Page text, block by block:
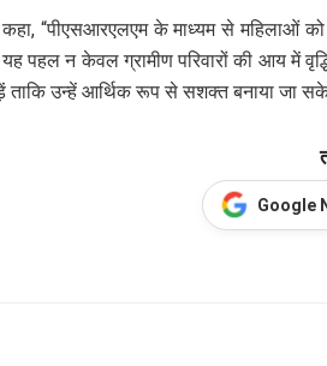
“पीएसआरएलएम के माध्यम से महिलाओं
यह पहल न केवल ग्रामीण परिवारों की आय
ताकि उन्हें आर्थिक रूप से सशक्त बनाया जा
Google